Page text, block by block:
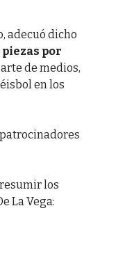
adecuó dicho
piezas por
de medios,
en los
los
La Vega: